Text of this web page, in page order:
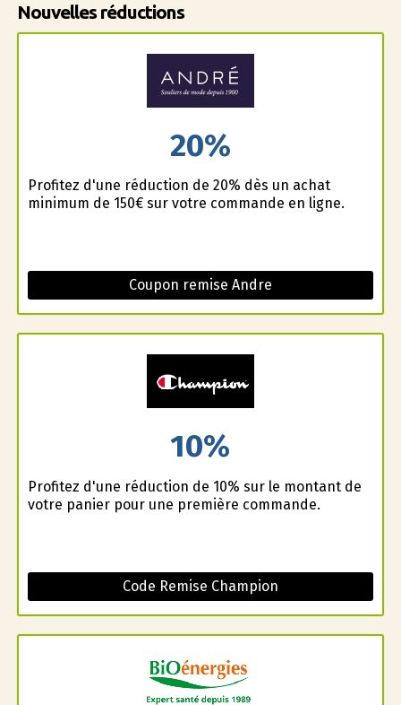
Nouvelles réductions
20%
Profitez d'une réduction de 20% dès un achat
minimum de 150€ sur votre commande en ligne.
Coupon remise Andre
10%
Profitez d'une réduction de 10% sur le montant de
votre panier pour une première commande.
Code Remise Champion